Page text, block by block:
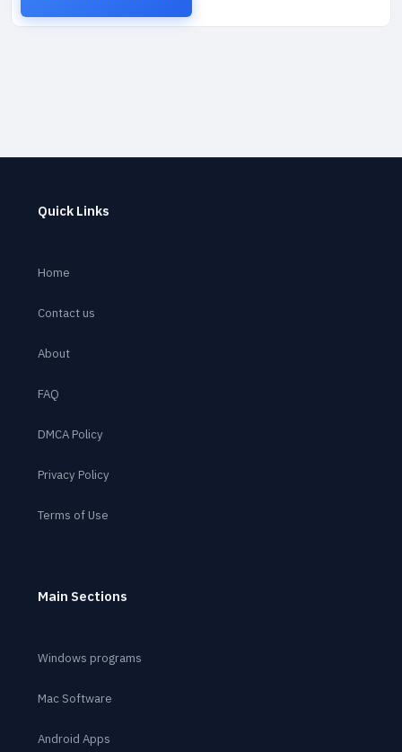
Quick Links
Home
Contact us
About
FAQ
DMCA Policy
Privacy Policy
Terms of Use
Main Sections
Windows programs
Mac Software
Android Apps